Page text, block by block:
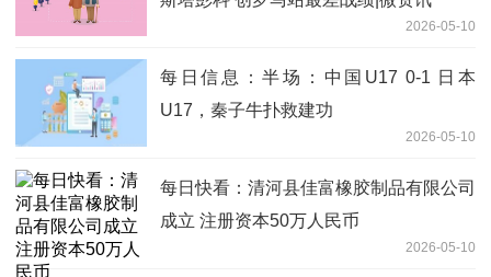
2026-05-10
每日信息：半场：中国U17 0-1 日本
U17，秦子牛扑救建功
2026-05-10
每日快看：清河县佳富橡胶制品有限公司
成立 注册资本50万人民币
2026-05-10